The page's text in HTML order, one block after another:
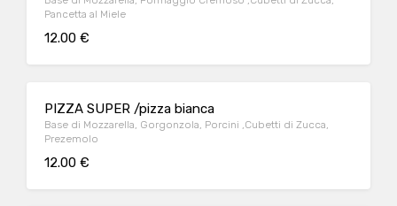
Pancetta al Miele
12.00 €
PIZZA SUPER /pizza bianca
Base di Mozzarella, Gorgonzola, Porcini ,Cubetti di Zucca,
Prezemolo
12.00 €